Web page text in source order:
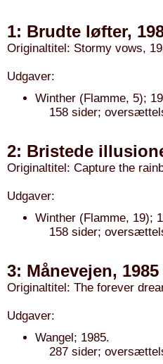
1: Brudte løfter,
Originaltitel: Stormy vows,
Udgaver:
Winther (Flamme, 5);
158 sider;
2: Bristede
Originaltitel: Capture the
Udgaver:
Winther (Flamme, 19);
158 sider;
3: Månevejen, 1985
Originaltitel: The forever
Udgaver:
Wangel; 1985.
287 sider;